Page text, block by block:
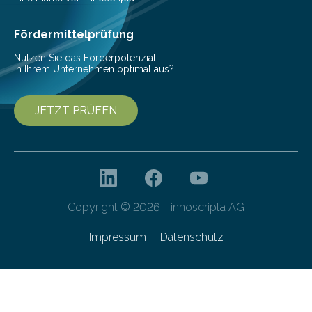
Hilfsmittel dazu. So kam die Idee zustande“, erzählt
Prof. Dr.-Ing. Jörg Missbach….
Fördermittelprüfung
Nutzen Sie das Förderpotenzial
in Ihrem Unternehmen optimal aus?
JETZT PRÜFEN
Copyright © 2026 - innoscripta AG
Impressum Datenschutz